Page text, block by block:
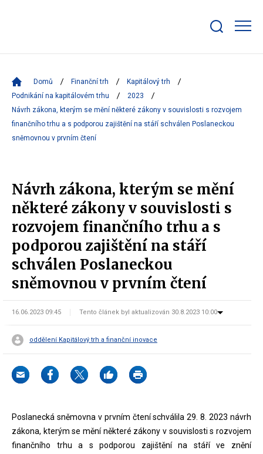
bar
Domů Finanční trh
Kapitálový trh
Podnikání na kapitálovém trhu
2023
Návrh zákona, kterým se mění některé zákony v souvislosti s rozvojem
finančního trhu a s podporou zajištění na stáří schválen Poslaneckou
sněmovnou v prvním čtení
Návrh zákona, kterým se mění
některé zákony v souvislosti s
rozvojem finančního trhu a s
podporou zajištění na stáří
schválen Poslaneckou
sněmovnou v prvním čtení
16.06.2023 09:45 Tento článek byl aktualizován 30.8.2023 10:00
oddělení Kapitálový trh a finanční inovace
Poslanecká sněmovna v prvním čtení schválila 29. 8. 2023 návrh
zákona, kterým se mění některé zákony v souvislosti s rozvojem
finančního trhu a s podporou zajištění na stáří ve znění